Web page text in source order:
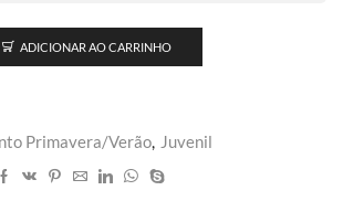
ADICIONAR AO CARRINHO
Primavera/Verão, Juvenil